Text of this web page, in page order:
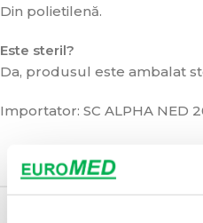
Din polietilenă.
Este steril?
Da, produsul este ambalat
Importator: SC ALPHA NED
MOD AMBALARE